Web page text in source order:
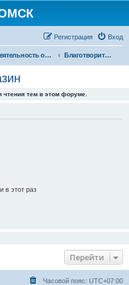
Вход
Регистрация
Деятельность организации Благотворительный магазин
чтения тем в этом форуме.
в этот раз
Перейти
Часовой пояс: UTC+07:00